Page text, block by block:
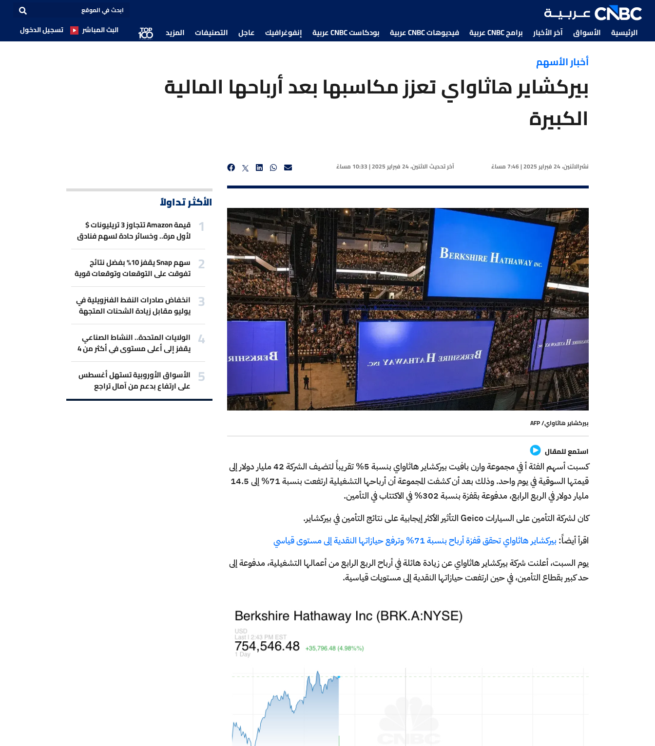
الرئيسية الأسواق آخر الأخبار برامج CNBC عربية فيديوهات CNBC عربية بودكاست CNBC عربية إنفوغرافيك عاجل التصنيفات المزيد البث المباشر تسجيل الدخول
أخبار الأسهم
بيركشاير هاثاواي تعزز مكاسبها بعد أرباحها المالية
الكبيرة
نشرالاثنين، 24 فبراير 2025 | 7:46 مساءً آخر تحديثالاثنين، 24 فبراير 2025 | 10:33 مساءً
بيركشاير هاثاواي/ AFP
استمع للمقال
كسبت أسهم الفئة أ في مجموعة وارن بافيت بيركشاير هاثاواي بنسبة 5% تقريباً لتضيف الشركة 42 مليار دولار إلى
قيمتها السوقية في يوم واحد. وذلك بعد أن كشفت المجموعة أن أرباحها التشغيلية ارتفعت بنسبة 71% إلى 14.5
مليار دولار في الربع الرابع، مدفوعة بقفزة بنسبة 302% في الاكتتاب في التأمين.
كان لشركة التأمين على السيارات Geico التأثير الأكثر إيجابية على نتائج التأمين في بيركشاير.
اقرأ أيضاً:بيركشاير هاثاواي تحقق قفزة أرباح بنسبة 71% وترفع حيازاتها النقدية إلى مستوى قياسي
يوم السبت، أعلنت شركة بيركشاير هاثاواي عن زيادة هائلة في أرباح الربع الرابع من أعمالها التشغيلية، مدفوعة إلى
حد كبير بقطاع التأمين، في حين ارتفعت حيازاتها النقدية إلى مستويات قياسية.
الأكثر تداولاً
قيمة Amazon تتجاوز 3 تريليونات $
لأول مرة.. وخسائر حادة لسهم فنادق
Marriott بسبب حرب إيران
سهم Snap يقفز 10% بفضل نتائج
تفوقت على التوقعات وتوقعات قوية
للمبيعات.
انخفاض صادرات النفط الفنزويلية في
يوليو مقابل زيادة الشحنات المتجهة
لأميركا
الولايات المتحدة.. النشاط الصناعي
يقفز إلى أعلى مستوى في أكثر من 4
سنوات
الأسواق الأوروبية تستهل أغسطس
على ارتفاع بدعم من آمال تراجع
التصعيد بين أميركا وإيران